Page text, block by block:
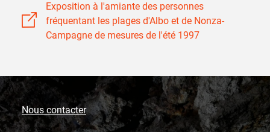
Exposition à l'amiante des personnes
fréquentant les plages d'Albo et de Nonza-
Campagne de mesures de l'été 1997
Nous contacter